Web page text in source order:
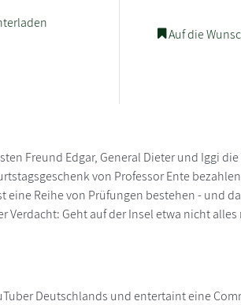
Auf die
Freund Edgar, General Dieter und Iggi
von Professor Ente
eine Reihe von Prüfungen bestehen - und
Verdacht: Geht auf der Insel etwa nicht
Deutschlands und entertaint eine